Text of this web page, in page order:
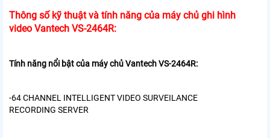
Thông số kỹ thuật và tính năng của máy chủ ghi hình
video Vantech VS-2464R:
Tính năng nổi bật của máy chủ Vantech VS-2464R:
-64 CHANNEL INTELLIGENT VIDEO SURVEILANCE
RECORDING SERVER